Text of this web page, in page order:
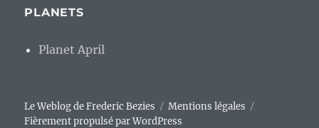
PLANETS
Planet April
Le Weblog de Frederic Bezies
Mentions légales
Fièrement propulsé par WordPress